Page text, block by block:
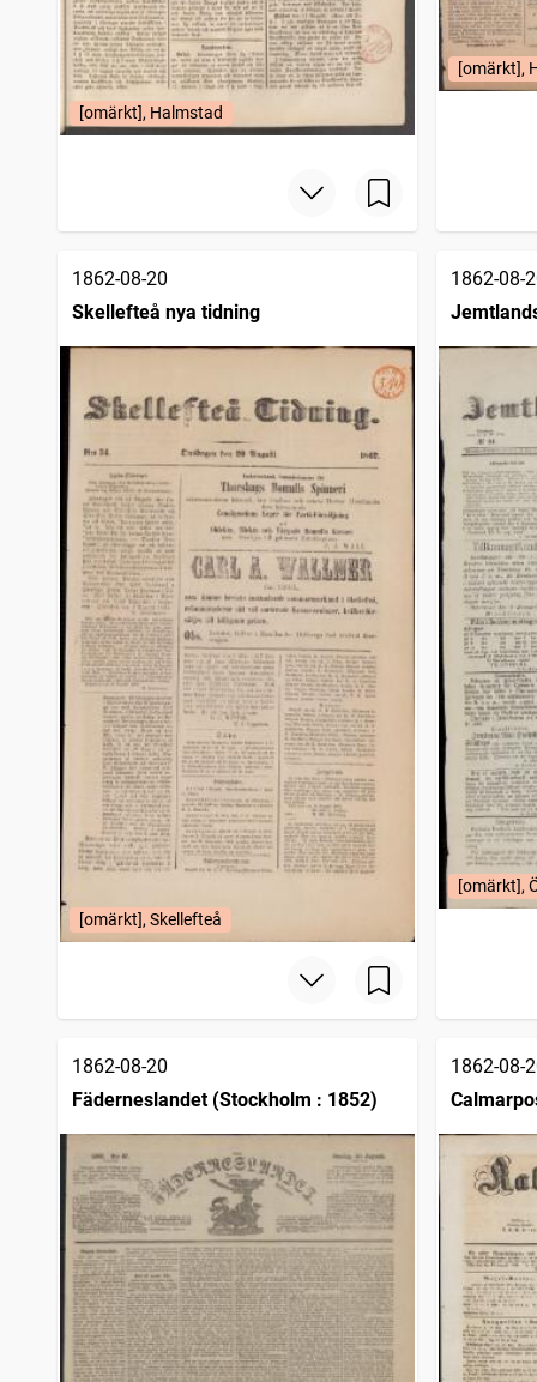
[omärkt], Halmstad
[omärkt],
1862-08-20
Skellefteå nya tidning
[omärkt], Skellefteå
1862-08-
[omärkt],
1862-08-20
Fäderneslandet (Stockholm : 1852)
1862-08-